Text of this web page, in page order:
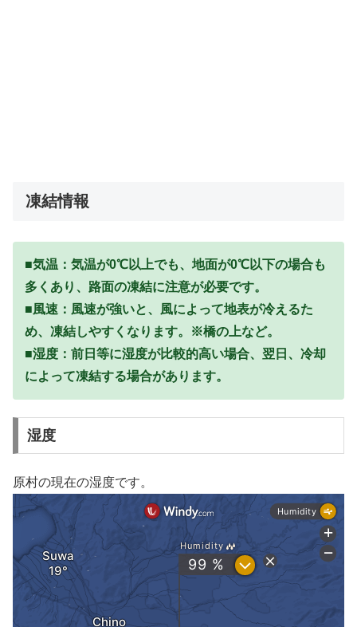
凍結情報
■気温：気温が0℃以上でも、地面が0℃以下の場合も
多くあり、路面の凍結に注意が必要です。
■風速：風速が強いと、風によって地表が冷えるた
め、凍結しやすくなります。※橋の上など。
■湿度：前日等に湿度が比較的高い場合、翌日、冷却
によって凍結する場合があります。
湿度
原村の現在の湿度です。